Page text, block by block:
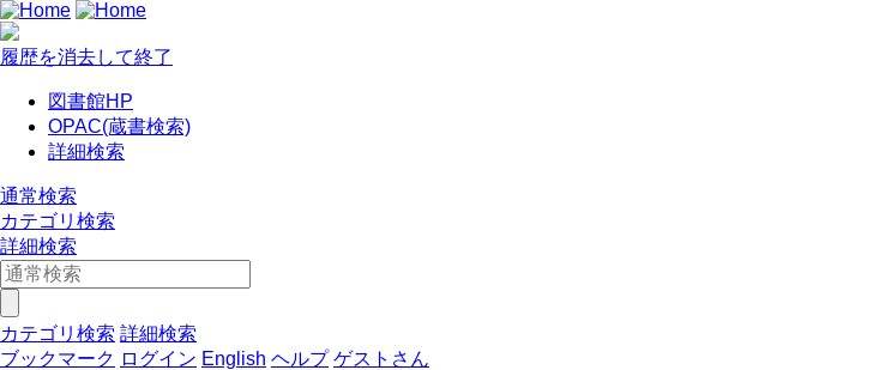
履歴を消去して終了
図書館HP
OPAC(蔵書検索)
詳細検索
通常検索
カテゴリ検索
詳細検索
カテゴリ検索 詳細検索
ブックマーク ログイン English ヘルプ ゲストさん